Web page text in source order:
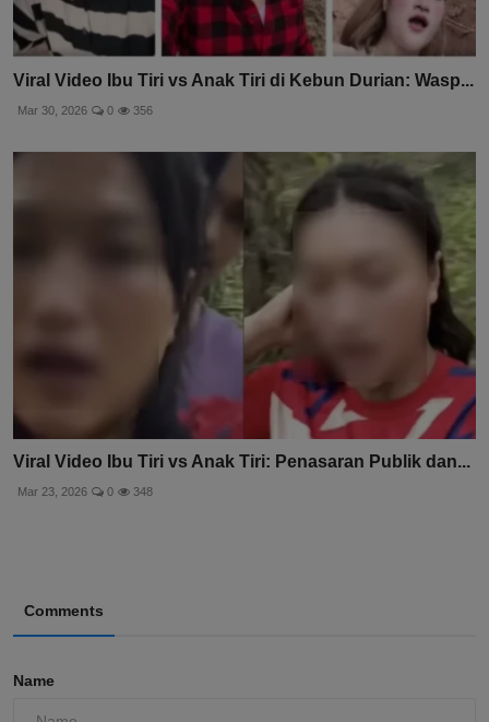
Viral Video Ibu Tiri vs Anak Tiri di Kebun Durian: Wasp...
Mar 30, 2026 0 356
Viral Video Ibu Tiri vs Anak Tiri: Penasaran Publik dan...
Mar 23, 2026 0 348
Comments
Name